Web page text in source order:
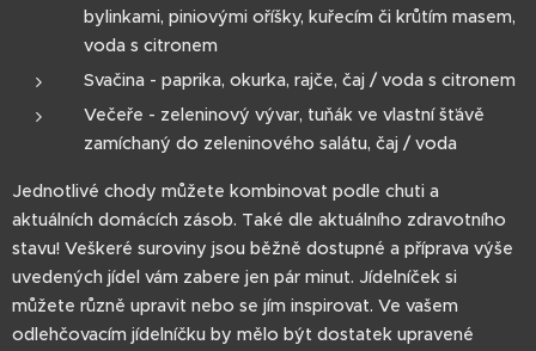
bylinkami, piniovými oříšky, kuřecím či krůtím masem,
voda s citronem
Svačina - paprika, okurka, rajče, čaj / voda s citronem
Večeře - zeleninový vývar, tuňák ve vlastní šťávě
zamíchaný do zeleninového salátu, čaj / voda
Jednotlivé chody můžete kombinovat podle chuti a
aktuálních domácích zásob. Také dle aktuálního zdravotního
stavu! Veškeré suroviny jsou běžně dostupné a příprava výše
uvedených jídel vám zabere jen pár minut. Jídelníček si
můžete různě upravit nebo se jím inspirovat. Ve vašem
odlehčovacím jídelníčku by mělo být dostatek upravené